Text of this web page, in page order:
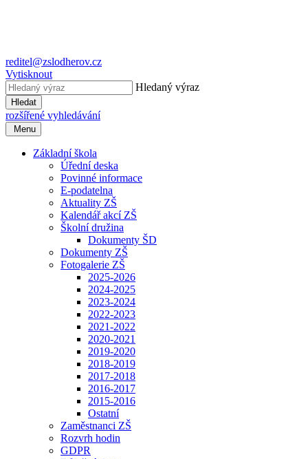
reditel@zslodherov.cz
Vytisknout
Hledaný výraz
Hledat
rozšířené vyhledávání
Menu
Základní škola
Úřední deska
Povinné informace
E-podatelna
Aktuality ZŠ
Kalendář akcí ZŠ
Školní družina
Dokumenty ŠD
Dokumenty ZŠ
Fotogalerie ZŠ
2025-2026
2024-2025
2023-2024
2022-2023
2021-2022
2020-2021
2019-2020
2018-2019
2017-2018
2016-2017
2015-2016
Ostatní
Zaměstnanci ZŠ
Rozvrh hodin
GDPR